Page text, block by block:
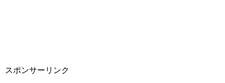
スポンサーリンク